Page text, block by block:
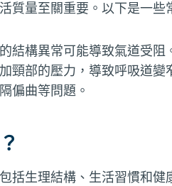
質量至關重要。以下是一些
結構異常可能導致氣道受阻
頸部的壓力，導致呼吸道變
偏曲等問題。
括生理結構、生活習慣和